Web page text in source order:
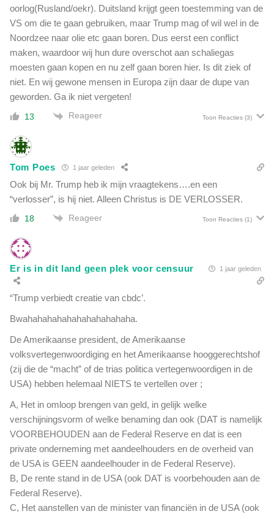
oorlog(Rusland/oekr). Duitsland krijgt geen toestemming van de
VS om die te gaan gebruiken, maar Trump mag of wil wel in de
Noordzee naar olie etc gaan boren. Dus eerst een conflict
maken, waardoor wij hun dure overschot aan schaliegas
moesten gaan kopen en nu zelf gaan boren hier. Is dit ziek of
niet. En wij gewone mensen in Europa zijn daar de dupe van
geworden. Ga ik niet vergeten!
13 Reageer Toon Reacties (3)
Tom Poes 1 jaar geleden
Ook bij Mr. Trump heb ik mijn vraagtekens….en een
“verlosser”, is hij niet. Alleen Christus is DE VERLOSSER.
18 Reageer Toon Reacties (1)
Er is in dit land geen plek voor censuur 1 jaar geleden
“Trump verbiedt creatie van cbdc’.
Bwahahahahahahahahahahaha.
De Amerikaanse president, de Amerikaanse
volksvertegenwoordiging en het Amerikaanse hooggerechtshof
(zij die de “macht” of de trias politica vertegenwoordigen in de
USA) hebben helemaal NIETS te vertellen over ;
A, Het in omloop brengen van geld, in gelijk welke
verschijningsvorm of welke benaming dan ook (DAT is namelijk
VOORBEHOUDEN aan de Federal Reserve en dat is een
private onderneming met aandeelhouders en de overheid van
de USA is GEEN aandeelhouder in de Federal Reserve).
B, De rente stand in de USA (ook DAT is voorbehouden aan de
Federal Reserve).
C, Het aanstellen van de minister van financiën in de USA (ook